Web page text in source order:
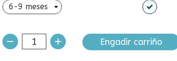
Azul
celeste
Engadir carriño